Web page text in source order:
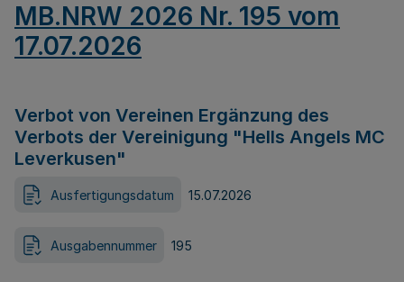
MB.NRW 2026 Nr. 195 vom
17.07.2026
Verbot von Vereinen Ergänzung des
Verbots der Vereinigung "Hells Angels MC
Leverkusen"
Ausfertigungsdatum 15.07.2026
Ausgabennummer 195